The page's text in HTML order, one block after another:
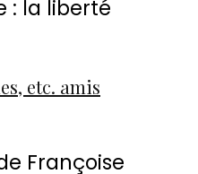
: la liberté
etc. amis
Françoise